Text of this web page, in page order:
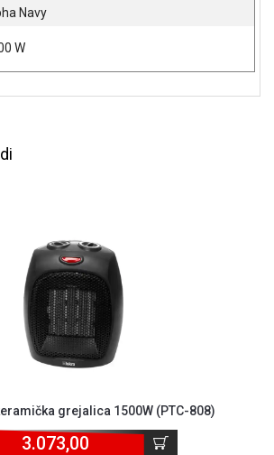
Navy
W
grejalica 1500W (PTC-808)
3.073,00